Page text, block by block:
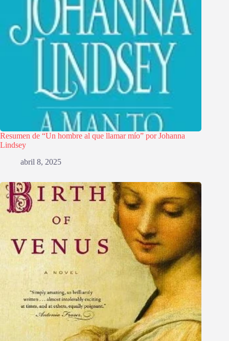
Resumen de “Un hombre al que llamar mío” por Johanna
Lindsey
abril 8, 2025